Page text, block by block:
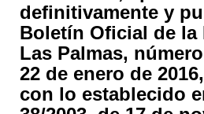
definitivamente y
Boletín Oficial de la
Las Palmas,
22 de enero de
con lo establecido